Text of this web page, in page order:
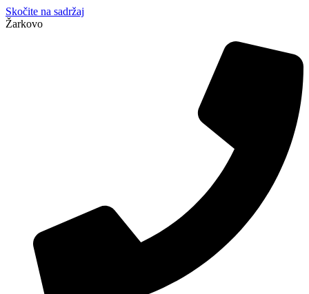
Skočite na sadržaj
Žarkovo